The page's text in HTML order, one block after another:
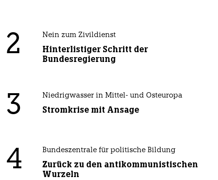
2 Nein zum Zivildienst
Hinterlistiger Schritt der
Bundesregierung
3 Niedrigwasser in Mittel- und Osteuropa
Stromkrise mit Ansage
4 Bundeszentrale für politische Bildung
Zurück zu den antikommunistischen
Wurzeln